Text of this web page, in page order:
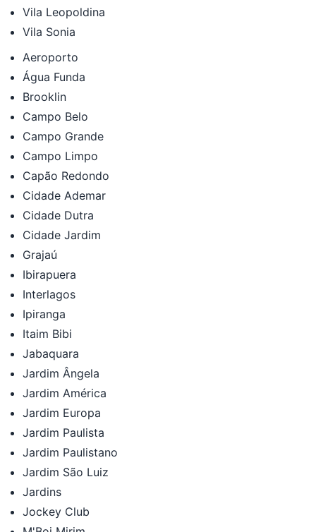
Vila Leopoldina
Vila Sonia
Aeroporto
Água Funda
Brooklin
Campo Belo
Campo Grande
Campo Limpo
Capão Redondo
Cidade Ademar
Cidade Dutra
Cidade Jardim
Grajaú
Ibirapuera
Interlagos
Ipiranga
Itaim Bibi
Jabaquara
Jardim Ângela
Jardim América
Jardim Europa
Jardim Paulista
Jardim Paulistano
Jardim São Luiz
Jardins
Jockey Club